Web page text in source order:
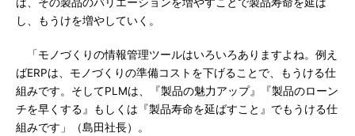
し、もうけを増やしていく。
「モノづくりの情報管理ツールはいろいろありますよね。例え
ばERPは、モノづくりの準備コストを下げることで、もうける仕
組みです。そしてPLMは、『製品の魅力アップ』『製品のローン
チを早くする』もしくは『製品寿命を延ばすこと』でもうける仕
組みです」（島田社長）。